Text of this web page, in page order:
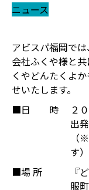
ニュース
アビスパ福岡で
会社ふくや様と
くやどんたくよ
せいたします。
■日 時
２
出発
（
す）
■場 所
『
服